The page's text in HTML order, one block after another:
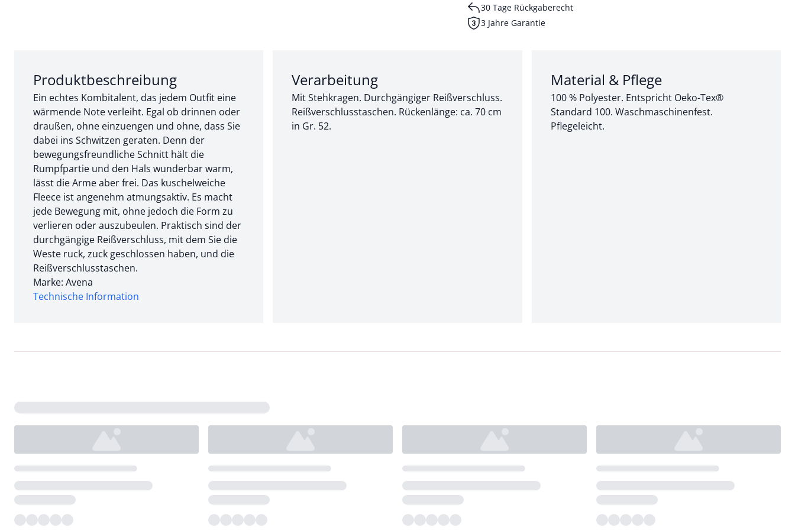
30 Tage Rückgaberecht
3 Jahre Garantie
Abschnitt 1 von 3:
Produktbeschreibung
Ein echtes Kombitalent, das jedem Outfit eine
wärmende Note verleiht. Egal ob drinnen oder
draußen, ohne einzuengen und ohne, dass Sie
dabei ins Schwitzen geraten. Denn der
bewegungsfreundliche Schnitt hält die
Rumpfpartie und den Hals wunderbar warm,
lässt die Arme aber frei. Das kuschelweiche
Fleece ist angenehm atmungsaktiv. Es macht
jede Bewegung mit, ohne jedoch die Form zu
verlieren oder auszubeulen. Praktisch sind der
durchgängige Reißverschluss, mit dem Sie die
Weste ruck, zuck geschlossen haben, und die
Reißverschlusstaschen.
Marke: Avena
Technische Information
Abschnitt 2 von 3:
Verarbeitung
Mit Stehkragen. Durchgängiger Reißverschluss.
Reißverschlusstaschen. Rückenlänge: ca. 70 cm
in Gr. 52.
Abschnitt 3 von 3:
Material & Pflege
100 % Polyester. Entspricht Oeko-Tex®
Standard 100. Waschmaschinenfest.
Pflegeleicht.